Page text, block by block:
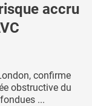
accru
confirme
obstructive du
...